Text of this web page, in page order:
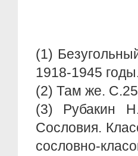
(1)
1918-1945
(2) Там же.
(3) Рубакин
Сословия.
сословно-